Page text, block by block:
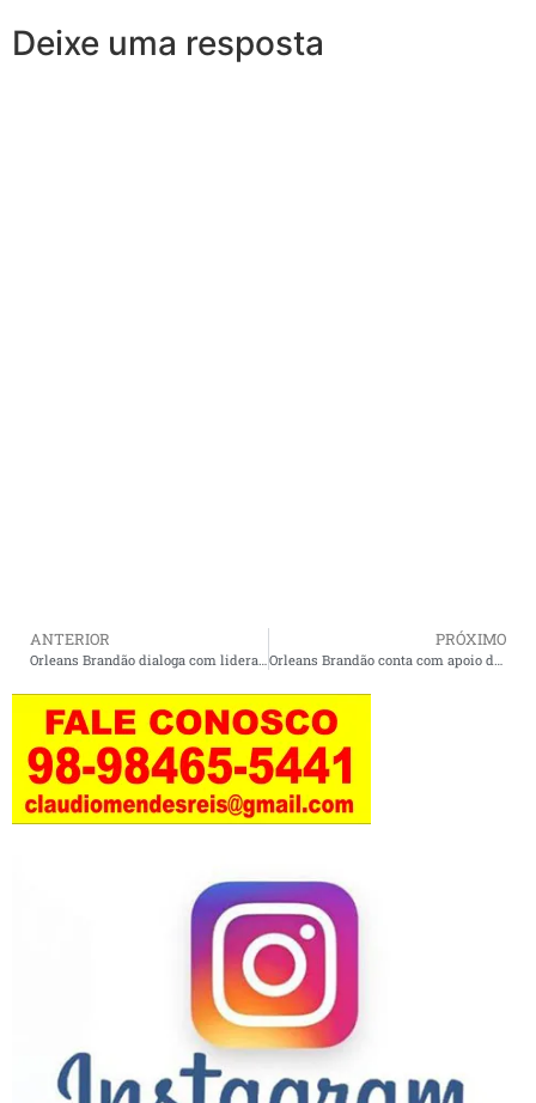
Deixe uma resposta
ANTERIOR PRÓXIMO